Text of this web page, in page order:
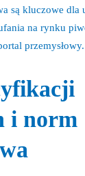
są kluczowe dla
na rynku
przemysłowy.
i norm